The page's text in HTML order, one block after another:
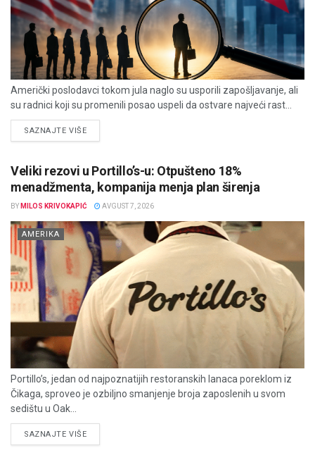
Američki poslodavci tokom jula naglo su usporili zapošljavanje, ali
su radnici koji su promenili posao uspeli da ostvare najveći rast...
SAZNAJTE VIŠEDETAILS
Veliki rezovi u Portillo’s-u: Otpušteno 18%
menadžmenta, kompanija menja plan širenja
BY MILOS KRIVOKAPIĆ AVGUST 7, 2026
AMERIKA
Portillo’s, jedan od najpoznatijih restoranskih lanaca poreklom iz
Čikaga, sproveo je ozbiljno smanjenje broja zaposlenih u svom
sedištu u Oak...
SAZNAJTE VIŠEDETAILS